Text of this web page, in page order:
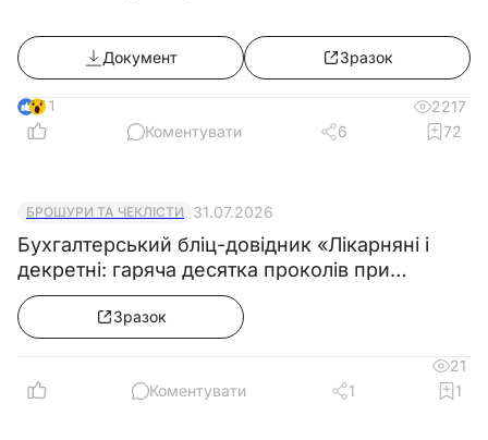
Документ Зразок
11
2217
Коментувати
6 72
БРОШУРИ ТА ЧЕКЛІСТИ 31.07.2026
Бухгалтерський бліц-довідник «Лікарняні і
декретні: гаряча десятка проколів при
розрахунку середньої зарплати»
Зразок
21
Коментувати
1 1